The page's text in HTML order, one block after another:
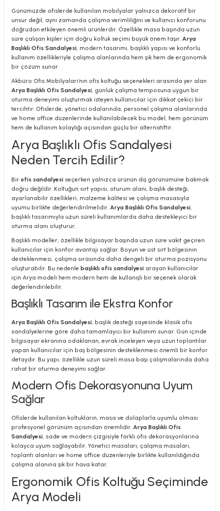
Office Furniture Sets
Products
Sofas
Waiting
Parts
Chairs
Günümüzde ofislerde kullanılan mobilyalar yalnızca dekoratif bir
unsur değil, aynı zamanda çalışma verimliliğini ve kullanıcı konforunu
doğrudan etkileyen önemli ürünlerdir. Özellikle masa başında uzun
süre çalışan kişiler için doğru koltuk seçimi büyük önem taşır. Arya
Başlıklı Ofis Sandalyesi , modern tasarımı, başlıklı yapısı ve konforlu
kullanım özellikleriyle çalışma alanlarında hem şık hem de ergonomik
bir çözüm sunar.
Akbüro Ofis Mobilyaları’nın ofis koltuğu seçenekleri arasında yer alan
Arya Başlıklı Ofis Sandalyesi , günlük çalışma temposuna uygun bir
oturma deneyimi oluşturmak isteyen kullanıcılar için dikkat çekici bir
tercihtir. Ofislerde, yönetici odalarında, personel çalışma alanlarında
ve home office düzenlerinde kullanılabilecek bu model, hem görünüm
hem de kullanım kolaylığı açısından güçlü bir alternatiftir.
Arya Başlıklı Ofis Sandalyesi
Neden Tercih Edilir?
Bir ofis sandalyesi seçerken yalnızca ürünün dış görünümüne bakmak
doğru değildir. Koltuğun sırt yapısı, oturum alanı, başlık desteği,
ayarlanabilir özellikleri, malzeme kalitesi ve çalışma masasıyla
uyumu birlikte değerlendirilmelidir. Arya Başlıklı Ofis Sandalyesi
başlıklı tasarımıyla uzun süreli kullanımlarda daha destekleyici bir
oturma alanı oluşturur.
Başlıklı modeller, özellikle bilgisayar başında uzun süre vakit geçiren
kullanıcılar için konfor avantajı sağlar. Boyun ve üst sırt bölgesinin
desteklenmesi, çalışma sırasında daha dengeli bir oturma pozisyonu
oluşturabilir. Bu nedenle başlıklı ofis sandalyesi arayan kullanıcılar
için Arya modeli hem modern hem de kullanışlı bir seçenek olarak
değerlendirilebilir.
Başlıklı Tasarım ile Ekstra Konfor
Arya Başlıklı Ofis Sandalyesi , başlık desteği sayesinde klasik ofis
sandalyelerine göre daha tamamlayıcı bir kullanım sunar. Gün içinde
bilgisayar ekranına odaklanan, evrak inceleyen veya uzun toplantılar
yapan kullanıcılar için baş bölgesinin desteklenmesi önemli bir konfor
detaydır. Bu yapı, özellikle uzun süreli masa başı çalışmalarında daha
rahat bir oturma deneyimi sağlar.
Modern Ofis Dekorasyonuna Uyum
Sağlar
Ofislerde kullanılan koltukların, masa ve dolaplarla uyumlu olması
profesyonel görünüm açısından önemlidir. Arya Başlıklı Ofis
Sandalyesi , sade ve modern çizgisiyle farklı ofis dekorasyonlarına
kolayca uyum sağlayabilir. Yönetici masaları, çalışma masaları,
toplantı alanları ve home office düzenleriyle birlikte kullanıldığında
çalışma alanına şık bir hava katar.
Ergonomik Ofis Koltuğu Seçiminde
Arya Modeli